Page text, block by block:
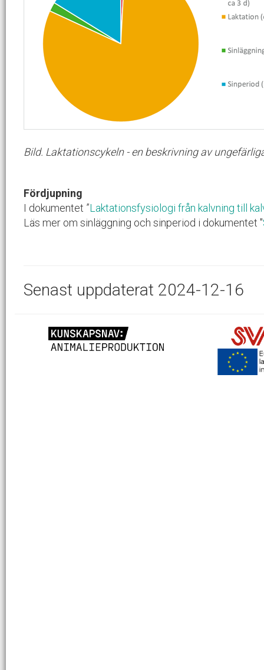
Bild. Laktationscykeln - en beskrivning av
Fördjupning
I dokumentet ”Laktationsfysiologi från kalvning till
Läs mer om sinläggning och sinperiod i dokumentet "
Senast uppdaterat 2024-12-16